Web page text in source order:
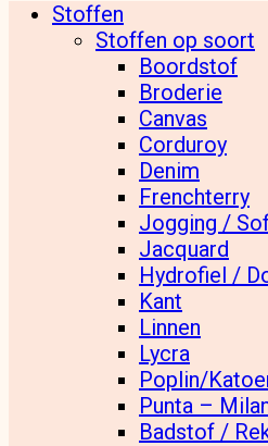
Stoffen
Stoffen op soort
Boordstof
Broderie
Canvas
Corduroy
Denim
Frenchterry
Jogging /
Jacquard
Hydrofiel /
Kant
Linnen
Lycra
Poplin/
Punta –
Badstof /